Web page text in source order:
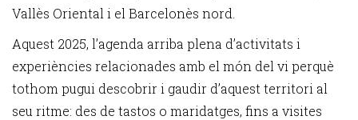
Vallès Oriental i el Barcelonès nord.
Aquest 2025, l’agenda arriba plena d’activitats i
experiències relacionades amb el món del vi perquè
tothom pugui descobrir i gaudir d’aquest territori al
seu ritme: des de tastos o maridatges, fins a visites